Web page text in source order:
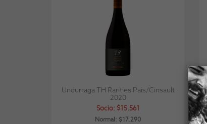
Undurraga TH Rarities Pais/Cinsault
2020
Socio: $15.561
Normal: $17.290